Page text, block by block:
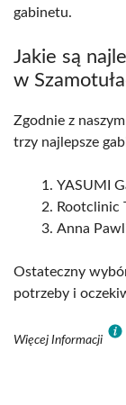
gabinetu.
Jakie są
w
Zgodnie z
trzy najlepsze
YASUMI
Rootclinic
Anna
Ostateczny
potrzeby i
Więcej Informacji